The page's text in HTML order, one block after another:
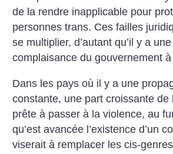
de la rendre inapplicable pour
personnes trans. Ces failles
se multiplier, d’autant qu’il y a
complaisance du gouvernement
Dans les pays où il y a une
constante, une part croissante de
prête à passer à la violence, au
qu’est avancée l’existence d’un
viserait à remplacer les cis-